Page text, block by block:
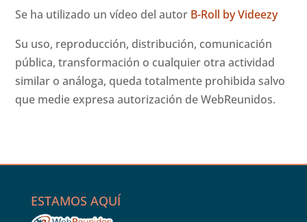
Se ha utilizado un vídeo del autor B-Roll by Videezy
Su uso, reproducción, distribución, comunicación
pública, transformación o cualquier otra actividad
similar o análoga, queda totalmente prohibida salvo
que medie expresa autorización de WebReunidos.
ESTAMOS AQUÍ